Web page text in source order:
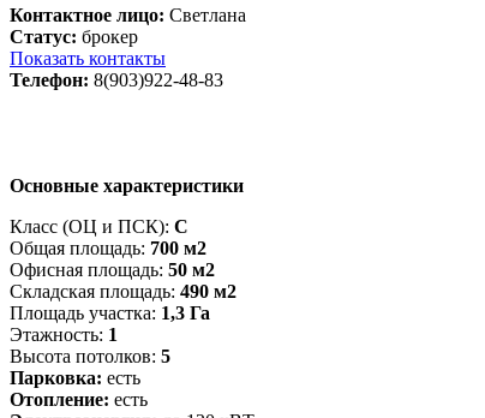
Контактное лицо: Светлана
Статус: брокер
Показать контакты
Телефон: 8(903)922-48-83
Основные характеристики
Класс (ОЦ и ПСК): C
Общая площадь: 700 м2
Офисная площадь: 50 м2
Складская площадь: 490 м2
Площадь участка: 1,3 Га
Этажность: 1
Высота потолков: 5
Парковка: есть
Отопление: есть